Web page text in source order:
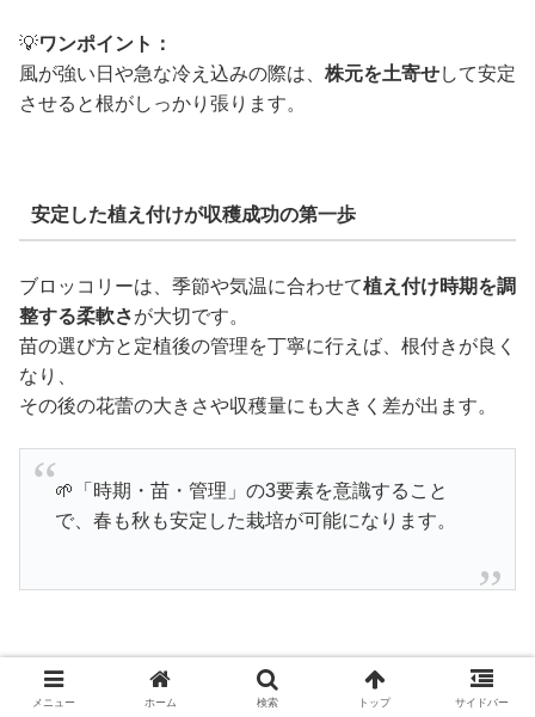
💡ワンポイント：
風が強い日や急な冷え込みの際は、 株元を土寄せして安定
させると根がしっかり張ります。
安定した植え付けが収穫成功の第一歩
ブロッコリーは、季節や気温に合わせて植え付け時期を調
整する柔軟さが大切です。
苗の選び方と定植後の管理を丁寧に行えば、根付きが良く
なり、
その後の花蕾の大きさや収穫量にも大きく差が出ます。
🌱「時期・苗・管理」の3要素を意識すること
で、春も秋も安定した栽培が可能になります。
追肥と土寄せで収量アップ！
メニュー ホーム 検索 トップ サイドバー